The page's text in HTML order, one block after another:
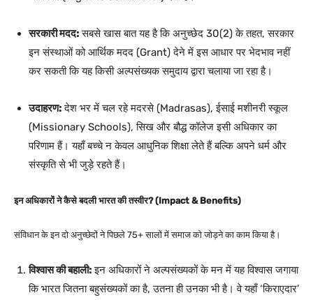
सरकारी मदद:सबसे खास बात यह है कि अनुच्छेद 30(2) के तहत, सरकार
इन संस्थाओं को आर्थिक मदद (Grant) देने में इस आधार पर भेदभाव नहीं
कर सकती कि यह किसी अल्पसंख्यक समुदाय द्वारा चलाया जा रहा है।
उदाहरण:देश भर में चल रहे मदरसे (Madrasas), ईसाई मशीनरी स्कूल
(Missionary Schools), सिख और बौद्ध कॉलेज इसी अधिकार का
परिणाम हैं। यहाँ बच्चे न केवल आधुनिक शिक्षा लेते हैं बल्कि अपने धर्म और
संस्कृति से भी जुड़े रहते हैं।
इन अधिकारों ने कैसे बदली भारत की तस्वीर? (Impact & Benefits)
संविधान के इन दो अनुच्छेदों ने पिछले 75+ सालों में समाज को जोड़ने का काम किया है।
विश्वास की बहाली:इन अधिकारों ने अल्पसंख्यकों के मन में यह विश्वास जगाया
कि भारत जितना बहुसंख्यकों का है, उतना ही उनका भी है। वे यहाँ ‘किराएदार’